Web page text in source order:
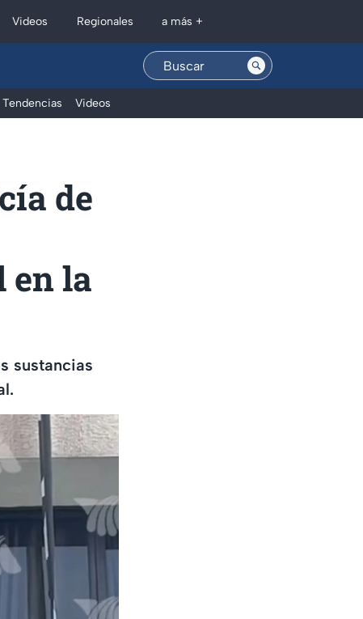
Videos Regionales a más +
Tendencias Videos
de
en la
sustancias